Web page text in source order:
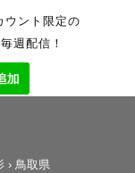
ウント限定の
週配信！
› 鳥取県